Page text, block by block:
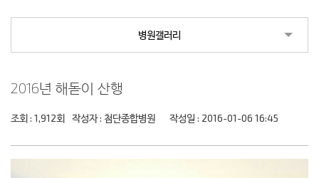
병원갤러리
2016년 해돋이 산행
조회 : 1,912회 작성자 : 첨단종합병원 작성일 : 2016-01-06 16:45